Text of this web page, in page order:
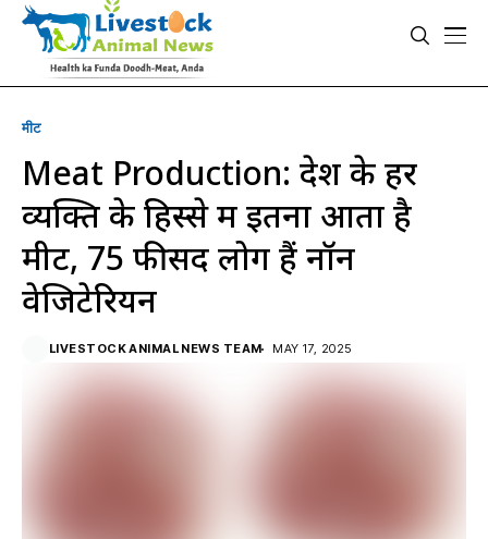
मीट
Meat Production: देश के हर
व्यक्ति के हिस्से में इतना आता है
मीट, 75 फीसद लोग हैं नॉन
वेजिटेरियन
LIVESTOCK ANIMAL NEWS TEAM MAY 17, 2025